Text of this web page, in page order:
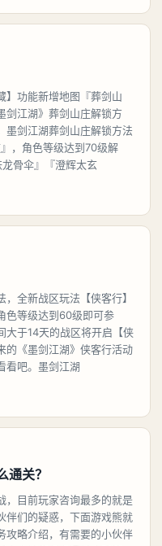
】功能新增地图『葬剑山
剑江湖》葬剑山庄解锁方
墨剑江湖葬剑山庄解锁方法
，角色等级达到70级解
骨伞』『澄辉太玄
全新战区玩法【侠客行】
色等级达到60级即可参
大于14天的战区将开启【侠
的《墨剑江湖》侠客行活动
看吧。墨剑江湖
通关？
，目前玩家咨询最多的就是
伴们的疑惑，下面游戏熊就
攻略介绍，有需要的小伙伴